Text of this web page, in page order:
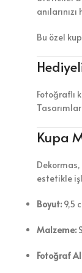
Bu özel
Fotoğraflı
Kupa
estetikle
Boyut: 9,5
Malzeme:
Fotoğraf